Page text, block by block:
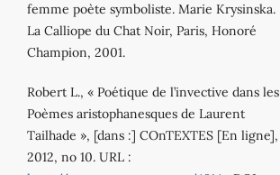
femme poète symboliste. Marie Krysinska.
La Calliope du Chat Noir, Paris, Honoré
Champion, 2001.
Robert L., « Poétique de l’invective dans les
Poèmes aristophanesques de Laurent
Tailhade », [dans :] COnTEXTES [En ligne],
2012, no 10. URL :